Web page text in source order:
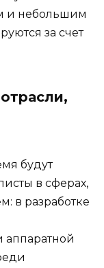
и небольшим
за счет
будут
в сферах,
в разработке
аппаратной